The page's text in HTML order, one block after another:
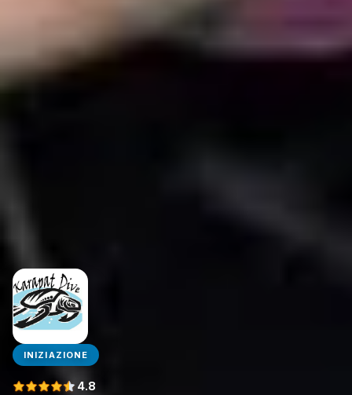
INIZIAZIONE
4.8